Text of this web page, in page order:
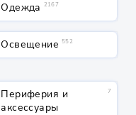
Одежда 2167
Освещение 552
Периферия и
аксессуары
7